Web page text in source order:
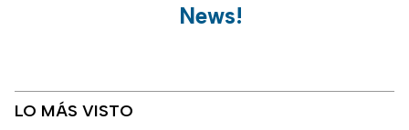
News!
LO MÁS VISTO